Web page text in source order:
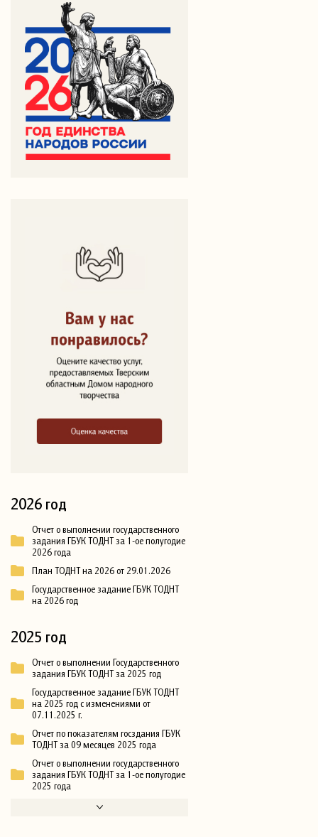
2026 год
Отчет о выполнении государственного
задания ГБУК ТОДНТ за 1-ое полугодие
2026 года
План ТОДНТ на 2026 от 29.01.2026
Государственное задание ГБУК ТОДНТ
на 2026 год
2025 год
Отчет о выполнении Государственного
задания ГБУК ТОДНТ за 2025 год
Государственное задание ГБУК ТОДНТ
на 2025 год с изменениями от
07.11.2025 г.
Отчет по показателям госздания ГБУК
ТОДНТ за 09 месяцев 2025 года
Отчет о выполнении государственного
задания ГБУК ТОДНТ за 1-ое полугодие
2025 года